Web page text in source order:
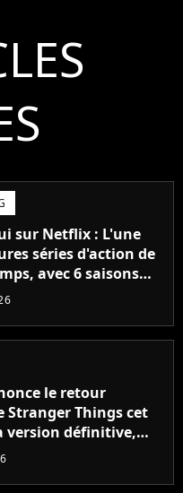
sur Netflix : L'une
séries d'action de
avec 6 saisons
le retour
Stranger Things cet
version définitive,
historique